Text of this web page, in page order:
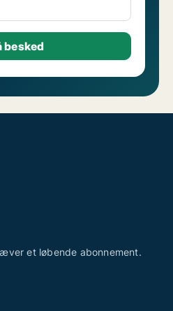
et løbende abonnement.